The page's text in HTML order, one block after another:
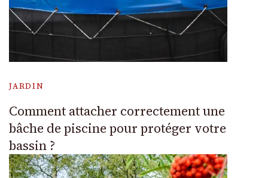
JARDIN
Comment attacher correctement une
bâche de piscine pour protéger votre
bassin ?